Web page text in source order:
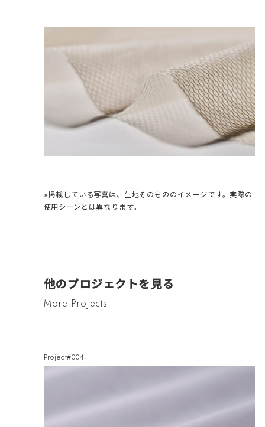
※掲載している写真は、生地そのもののイメージです。実際の
使用シーンとは異なります。
他のプロジェクトを見る
More Projects
Project#004